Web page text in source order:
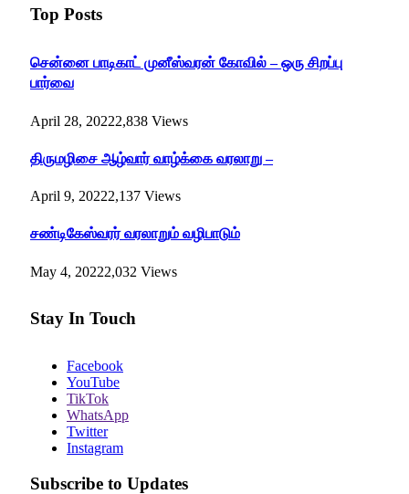
Top Posts
சென்னை பாடிகாட் முனீஸ்வரன் கோவில் – ஒரு சிறப்பு
பார்வை
April 28, 20222,838 Views
திருமழிசை ஆழ்வார் வாழ்க்கை வரலாறு –
April 9, 20222,137 Views
சண்டிகேஸ்வரர் வரலாறும் வழிபாடும்
May 4, 20222,032 Views
Stay In Touch
Facebook
YouTube
TikTok
WhatsApp
Twitter
Instagram
Subscribe to Updates